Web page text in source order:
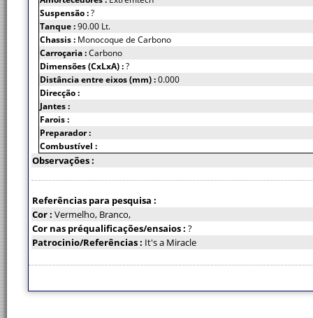
Suspensão :?
Tanque :90.00 Lt.
Chassis : Monocoque de Carbono
Carroçaria :Carbono
Dimensões (CxLxA) :?
Distância entre eixos (mm) :0.000
Direcção :
Jantes :
Farois :
Preparador :
Combustível :
Observações :
Referências para pesquisa :
Cor : Vermelho, Branco,
Cor nas préqualificações/ensaios : ?
Patrocinio/Referências : It's a Miracle